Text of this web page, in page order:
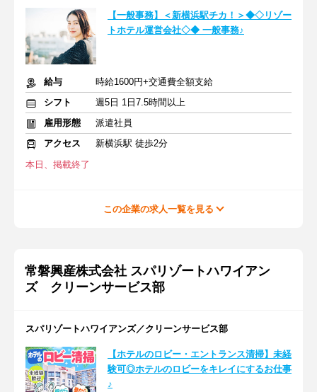
【一般事務】＜新横浜駅チカ！＞◆◇リゾー
トホテル運営会社◇◆ 一般事務♪
給与
時給1600円+交通費全額支給
シフト
週5日 1日7.5時間以上
雇用形態
派遣社員
アクセス
新横浜駅 徒歩2分
本日、掲載終了
この企業の求人一覧を見る
常磐興産株式会社 スパリゾートハワイアン
ズ クリーンサービス部
スパリゾートハワイアンズ／クリーンサービス部
【ホテルのロビー・エントランス清掃】未経
験可◎ホテルのロビーをキレイにするお仕事
♪